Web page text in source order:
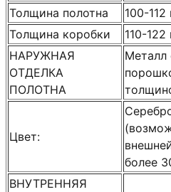
Толщина полотна
100-
Толщина коробки
110-
НАРУЖНАЯ
ОТДЕЛКА
ПОЛОТНА
Металл
Цвет:
более
ВНУТРЕННЯЯ